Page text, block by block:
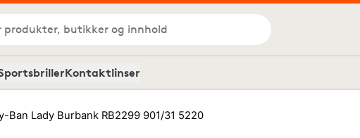
produkter, butikker og innhold
Kontaktlinser
Ban Lady Burbank RB2299 901/31 5220